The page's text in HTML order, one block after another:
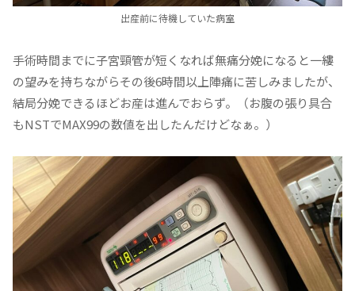
出産前に待機していた病室
手術時間までに子宮頸管が短くなれば無痛分娩になると一縷
の望みを持ちながらその後6時間以上陣痛に苦しみましたが、
結局分娩できるほどお産は進んでおらず。（お腹の張り具合
もNSTでMAX99の数値を出したんだけどなぁ。）